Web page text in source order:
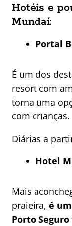
Hotéis e
Mundaí:
Portal
É um dos
resort com
torna uma
com crianças.
Diárias a
Hotel
Mais
praieira, é
Porto Seguro